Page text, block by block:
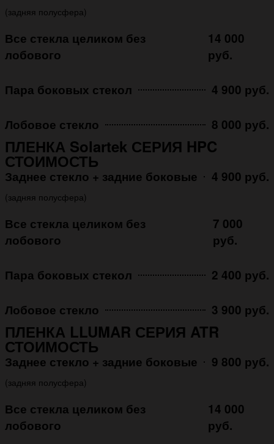
(задняя полусфера)
Все стекла целиком без
лобового
14 000
руб.
Пара боковых стекол 4 900 руб.
Лобовое стекло 8 000 руб.
ПЛЕНКА Solartek СЕРИЯ HPC
СТОИМОСТЬ
Заднее стекло + задние боковые 4 900 руб.
(задняя полусфера)
Все стекла целиком без
лобового
7 000
руб.
Пара боковых стекол 2 400 руб.
Лобовое стекло 3 900 руб.
ПЛЕНКА LLUMAR СЕРИЯ ATR
СТОИМОСТЬ
Заднее стекло + задние боковые 9 800 руб.
(задняя полусфера)
Все стекла целиком без
лобового
14 000
руб.